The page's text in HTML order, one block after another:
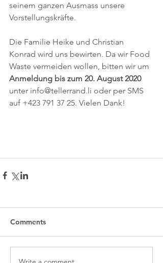
seinem ganzen Ausmass unsere
Vorstellungskräfte.
Die Familie Heike und Christian
Konrad wird uns bewirten. Da wir Food
Waste vermeiden wollen, bitten wir um
Anmeldung bis zum 20. August 2020
unter info@tellerrand.li oder per SMS
auf +423 791 37 25. Vielen Dank!
Comments